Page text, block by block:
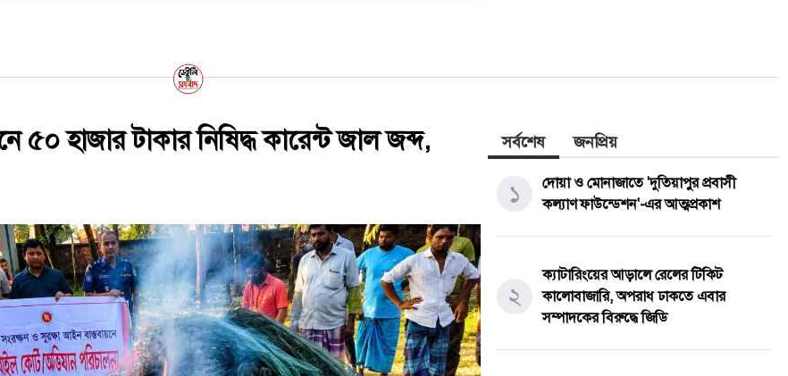
৫০ হাজার টাকার নিষিদ্ধ কারেন্ট জাল জব্দ,
সর্বশেষ জনপ্রিয়
১
দোয়া ও মোনাজাতে 'দুতিয়াপুর প্রবাসী
কল্যাণ ফাউন্ডেশন'-এর আত্মপ্রকাশ
২
ক্যাটারিংয়ের আড়ালে রেলের টিকিট
কালোবাজারি, অপরাধ ঢাকতে এবার
সম্পাদকের বিরুদ্ধে জিডি